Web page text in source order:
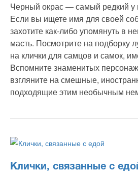
Черный окрас — самый редкий у
Если вы ищете имя для своей
захотите как-либо упомянуть в
масть. Посмотрите на подборку
на клички для самцов и самок,
Вспомните знаменитых
взгляните на смешные,
подходящие этим необычным
Клички, связанные с